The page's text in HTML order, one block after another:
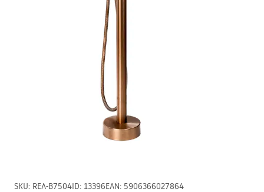
SKU: REA-B7504ID: 13396EAN: 5906366027864